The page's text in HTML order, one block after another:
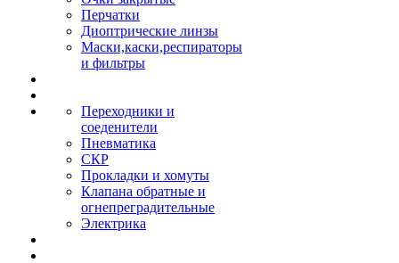
Перчатки
Диоптрические линзы
Маски,каски,респираторы
и фильтры
Переходники и
соеденители
Пневматика
СКР
Прокладки и хомуты
Клапана обратные и
огнепреградительные
Электрика